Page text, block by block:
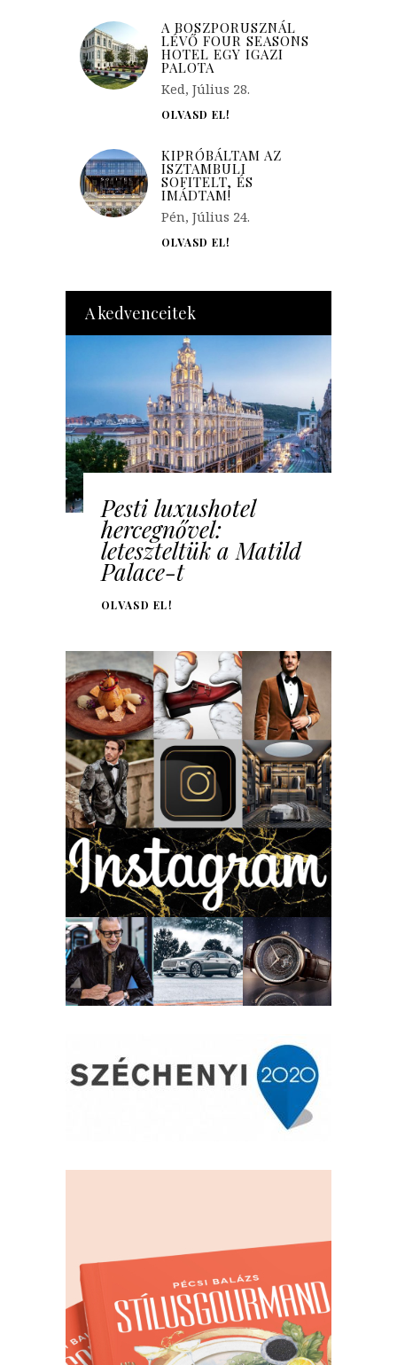
A BOSZPORUSZNÁL
LÉVŐ FOUR SEASONS
HOTEL EGY IGAZI
PALOTA
Ked, Július 28.
OLVASD EL!
KIPRÓBÁLTAM AZ
ISZTAMBULI
SOFITELT, ÉS
IMÁDTAM!
Pén, Július 24.
OLVASD EL!
A kedvenceitek
Pesti luxushotel
hercegnővel:
leteszteltük a Matild
Palace-t
OLVASD EL!